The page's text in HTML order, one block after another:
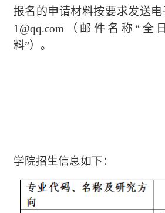
报名的申请材料按要求发送
1@qq.com （邮件名称“ 全
料”）。
学院招生信息如下：